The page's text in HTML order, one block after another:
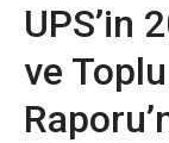
UPS’in
ve